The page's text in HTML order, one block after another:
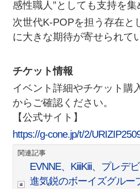
感性職人”としても支持を集
次世代K-POPを担う存在と
に大きな期待が寄せられて
チケット情報
イベント詳細やチケット購
からご確認ください。
【公式サイト】
https://g-cone.jp/t/2/
関連記事
EVNNE、KiiiKiii、プレデ
進気鋭のボーイズグルー